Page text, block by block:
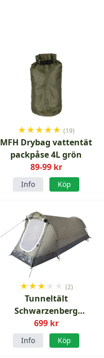
★★★★★ (19)
MFH Drybag vattentät
packpåse 4L grön
89-99 kr
Info Köp
★★★ ★ ★ (2)
Tunneltält
Schwarzenberg
Enmanstält
699 kr
Info Köp